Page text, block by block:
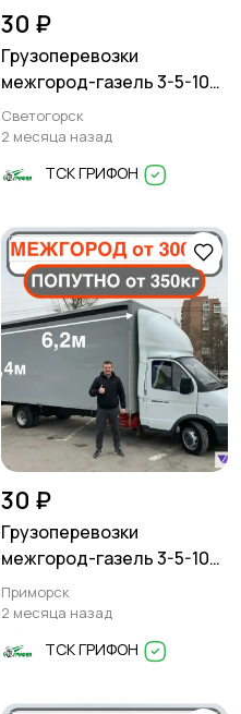
Продукты питания
Юридические услуги
30 ₽
Грузоперевозки
межгород-газель 3-5-10
тонн
Светогорск
2 месяца назад
ТСК ГРИФОН
30 ₽
Грузоперевозки
межгород-газель 3-5-10
тонн
Приморск
2 месяца назад
ТСК ГРИФОН